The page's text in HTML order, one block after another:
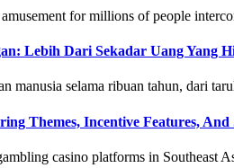
for millions of people
Lebih Dari Sekadar Uang Yang
manusia selama ribuan tahun, dari
Themes, Incentive Features,
casino platforms in Southeast